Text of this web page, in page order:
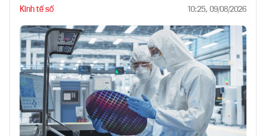
Kinh tế số 10:25, 09/08/2026